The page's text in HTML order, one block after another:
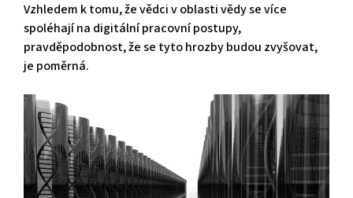
Vzhledem k tomu, že vědci v oblasti vědy se více
spoléhají na digitální pracovní postupy,
pravděpodobnost, že se tyto hrozby budou zvyšovat,
je poměrná.